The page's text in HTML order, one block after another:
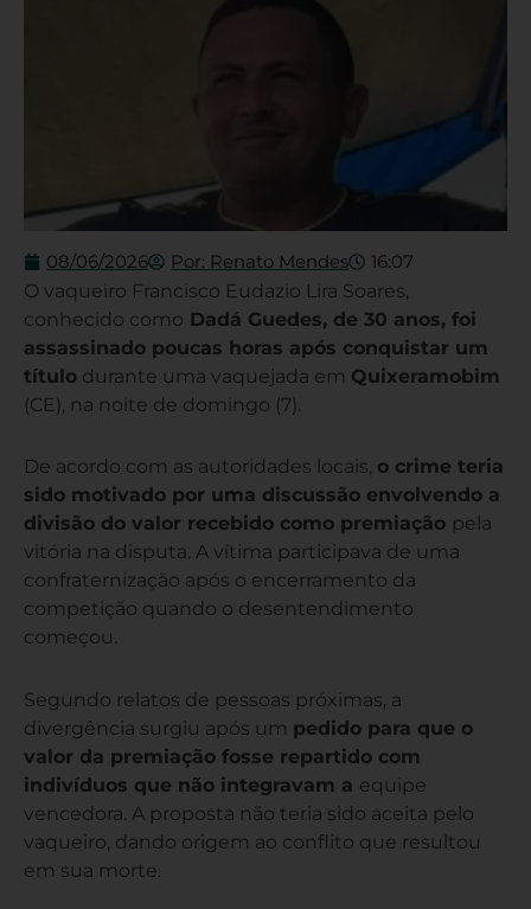
08/06/2026 Por: Renato Mendes 16:07
O vaqueiro Francisco Eudazio Lira Soares,
conhecido como Dadá Guedes, de 30 anos, foi
assassinado poucas horas após conquistar um
título durante uma vaquejada em Quixeramobim
(CE), na noite de domingo (7).
De acordo com as autoridades locais, o crime teria
sido motivado por uma discussão envolvendo a
divisão do valor recebido como premiação pela
vitória na disputa. A vítima participava de uma
confraternização após o encerramento da
competição quando o desentendimento
começou.
Segundo relatos de pessoas próximas, a
divergência surgiu após um pedido para que o
valor da premiação fosse repartido com
indivíduos que não integravam a equipe
vencedora. A proposta não teria sido aceita pelo
vaqueiro, dando origem ao conflito que resultou
em sua morte.